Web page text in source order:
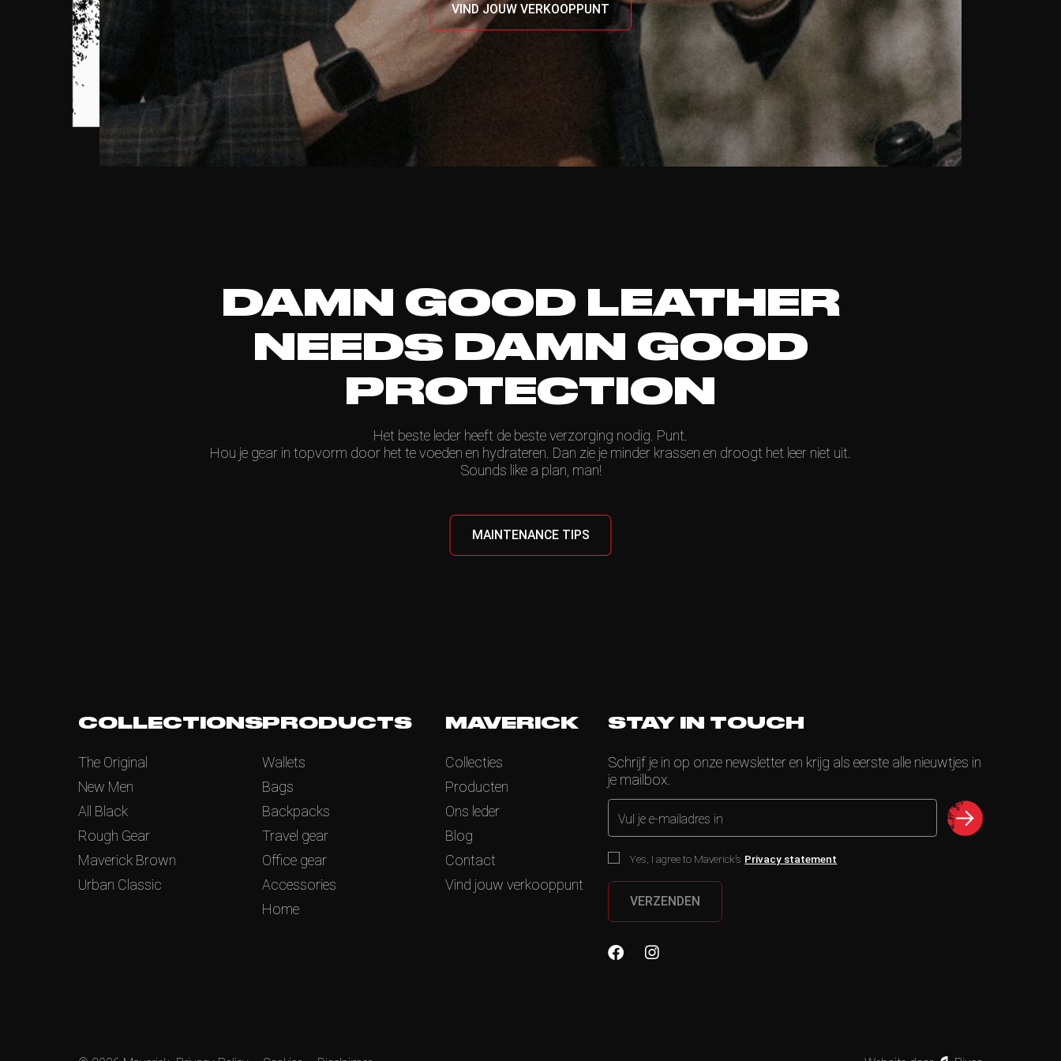
VIND JOUW VERKOOPPUNT
DAMN GOOD LEATHER
NEEDS DAMN GOOD
PROTECTION
Het beste leder heeft de beste verzorging nodig. Punt.
Hou je gear in topvorm door het te voeden en hydrateren. Dan zie je minder krassen en droogt het leer niet uit.
Sounds like a plan, man!
MAINTENANCE TIPS
COLLECTIONS
The Original
New Men
All Black
Rough Gear
Maverick Brown
Urban Classic
PRODUCTS
Wallets
Bags
Backpacks
Travel gear
Office gear
Accessories
Home
MAVERICK
Collecties
Producten
Ons leder
Blog
Contact
Vind jouw verkooppunt
STAY IN TOUCH
Schrijf je in op onze newsletter en krijg als eerste alle nieuwtjes in
je mailbox.
Vul je e-mailadres in
Yes, I agree to Maverick’s Privacy statement
VERZENDEN